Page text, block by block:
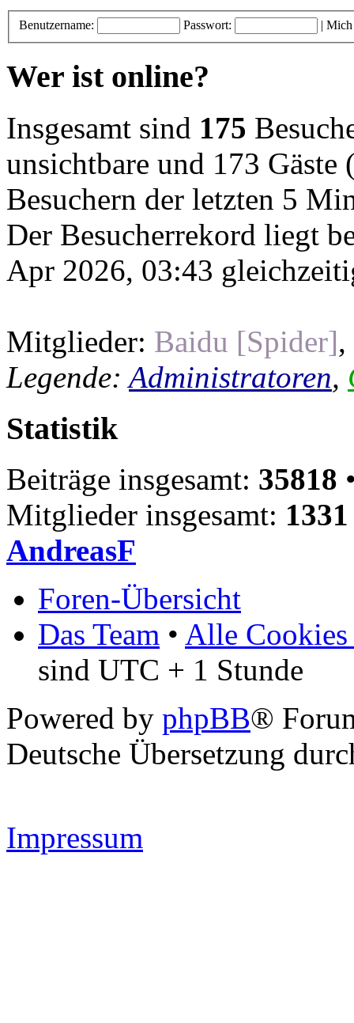
Benutzername: Passwort: | Mich
Wer ist online?
Insgesamt sind 175
unsichtbare und 173 Gäste
Besuchern der letzten 5
Der Besucherrekord liegt
Apr 2026, 03:43
Mitglieder: Baidu [Spider],
Legende:Administratoren,
Statistik
Beiträge insgesamt: 35818
Mitglieder insgesamt: 1331
AndreasF
Foren-Übersicht
Das Team • Alle Cookies
sind UTC + 1 Stunde
Powered by phpBB®
Deutsche Übersetzung
Impressum